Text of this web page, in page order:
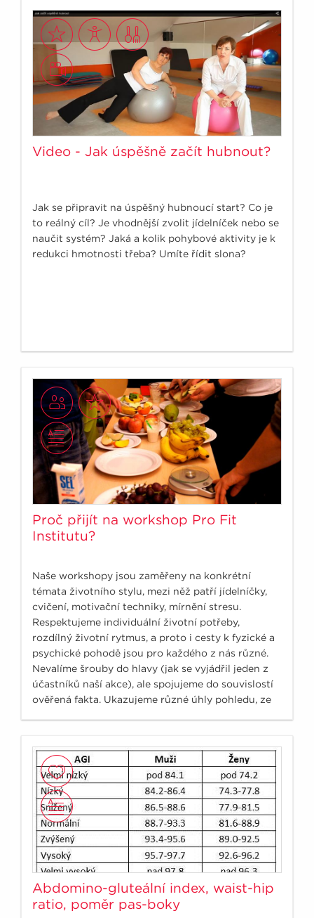
Video - Jak úspěšně začít hubnout?
Jak se připravit na úspěšný hubnoucí start? Co je
to reálný cíl? Je vhodnější zvolit jídelníček nebo se
naučit systém? Jaká a kolik pohybové aktivity je k
redukci hmotnosti třeba? Umíte řídit slona?
Proč přijít na workshop Pro Fit
Institutu?
Naše workshopy jsou zaměřeny na konkrétní
témata životního stylu, mezi něž patří jídelníčky,
cvičení, motivační techniky, mírnění stresu.
Respektujeme individuální životní potřeby,
rozdílný životní rytmus, a proto i cesty k fyzické a
psychické pohodě jsou pro každého z nás různé.
Nevalíme šrouby do hlavy (jak se vyjádřil jeden z
účastníků naší akce), ale spojujeme do souvislostí
ověřená fakta. Ukazujeme různé úhly pohledu, ze
Abdomino-gluteální index, waist-hip
ratio, poměr pas-boky